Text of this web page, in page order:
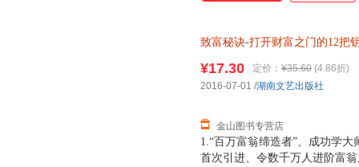
致富秘诀-打开财富之门的12把
1.“百万富翁缔造者”、成功学
首次引进、令数千万人进阶富
¥17.30 定价： ¥35.60 (4.86折)
金山图书专营店
2016-07-01 /湖南文艺出版社